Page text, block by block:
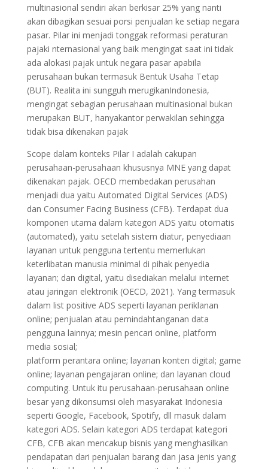
multinasional sendiri akan berkisar 25% yang nanti
akan dibagikan sesuai porsi penjualan ke setiap negara
pasar. Pilar ini menjadi tonggak reformasi peraturan
pajaki nternasional yang baik mengingat saat ini tidak
ada alokasi pajak untuk negara pasar apabila
perusahaan bukan termasuk Bentuk Usaha Tetap
(BUT). Realita ini sungguh merugikanIndonesia,
mengingat sebagian perusahaan multinasional bukan
merupakan BUT, hanyakantor perwakilan sehingga
tidak bisa dikenakan pajak
Scope dalam konteks Pilar I adalah cakupan
perusahaan-perusahaan khususnya MNE yang dapat
dikenakan pajak. OECD membedakan perusahan
menjadi dua yaitu Automated Digital Services (ADS)
dan Consumer Facing Business (CFB). Terdapat dua
komponen utama dalam kategori ADS yaitu otomatis
(automated), yaitu setelah sistem diatur, penyediaan
layanan untuk pengguna tertentu memerlukan
keterlibatan manusia minimal di pihak penyedia
layanan; dan digital, yaitu disediakan melalui internet
atau jaringan elektronik (OECD, 2021). Yang termasuk
dalam list positive ADS seperti layanan periklanan
online; penjualan atau pemindahtanganan data
pengguna lainnya; mesin pencari online, platform
media sosial;
platform perantara online; layanan konten digital; game
online; layanan pengajaran online; dan layanan cloud
computing. Untuk itu perusahaan-perusahaan online
besar yang dikonsumsi oleh masyarakat Indonesia
seperti Google, Facebook, Spotify, dll masuk dalam
kategori ADS. Selain kategori ADS terdapat kategori
CFB, CFB akan mencakup bisnis yang menghasilkan
pendapatan dari penjualan barang dan jasa jenis yang